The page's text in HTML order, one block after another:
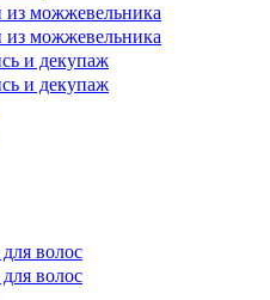
из можжевельника
из можжевельника
и декупаж
и декупаж
волос
волос